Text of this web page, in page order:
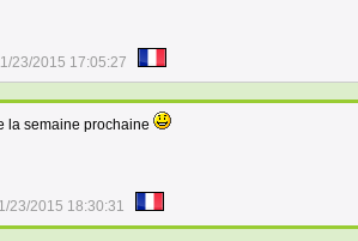
23/2015 17:05:27
la semaine prochaine
23/2015 18:30:31